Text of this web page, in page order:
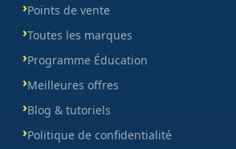
Points de vente
Toutes les marques
Programme Éducation
Meilleures offres
Blog & tutoriels
Politique de confidentialité